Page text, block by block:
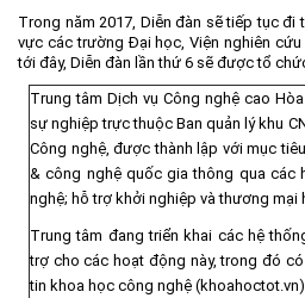
Trong năm 2017, Diễn đàn sẽ tiếp tục đi
vực các trường Đại học, Viện nghiên
tới đây, Diễn đàn lần thứ 6 sẽ được tổ
Trung tâm Dịch vụ Công nghệ cao
sự nghiệp trực thuộc Ban quản lý khu
Công nghệ, được thành lập với mục
& công nghệ quốc gia thông qua các
nghệ; hỗ trợ khởi nghiệp và thương mại
Trung tâm đang triển khai các hệ
trợ cho các hoạt động này, trong đó
tin khoa học công nghệ